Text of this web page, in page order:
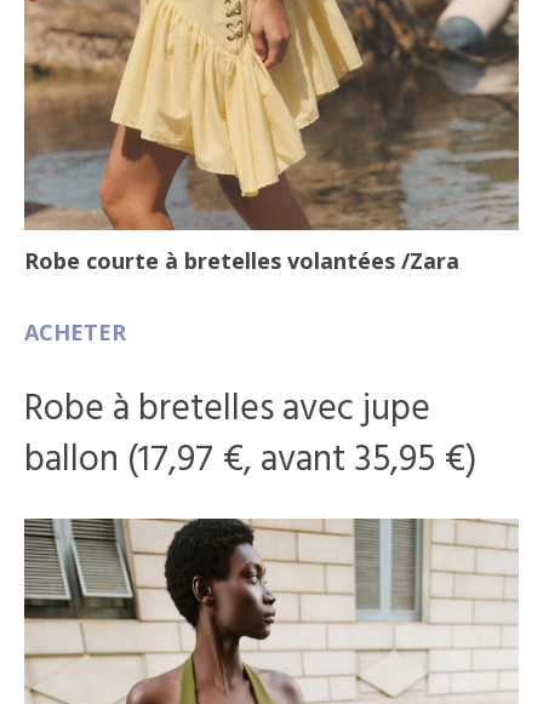
Robe courte à bretelles volantées /Zara
ACHETER
Robe à bretelles avec jupe
ballon (17,97 €, avant 35,95 €)